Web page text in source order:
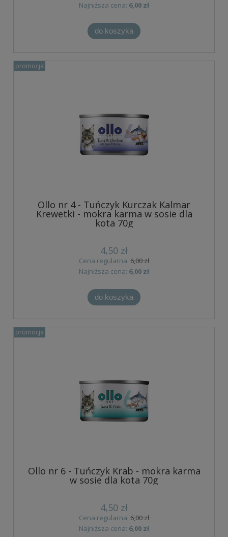
Najniższa cena: 6,00 zł
do koszyka
Ollo nr 4 - Tuńczyk Kurczak Kalmar
Krewetki - mokra karma w sosie dla
kota 70g
4,50 zł
Cena regularna: 6,00 zł
Najniższa cena: 6,00 zł
do koszyka
promocja
Ollo nr 6 - Tuńczyk Krab - mokra karma
w sosie dla kota 70g
4,50 zł
Cena regularna: 6,00 zł
Najniższa cena: 6,00 zł
promocja